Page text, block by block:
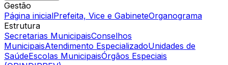
Gestão
Página inicialPrefeita, Vice e GabineteOrganograma
Estrutura
Secretarias MunicipaisConselhos
MunicipaisAtendimento EspecializadoUnidades de
SaúdeEscolas MunicipaisÓrgãos Especiais